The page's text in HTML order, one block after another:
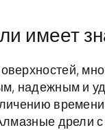
имеет
надежным и
дрели